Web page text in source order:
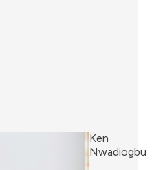
Ken
Nwadiogbu